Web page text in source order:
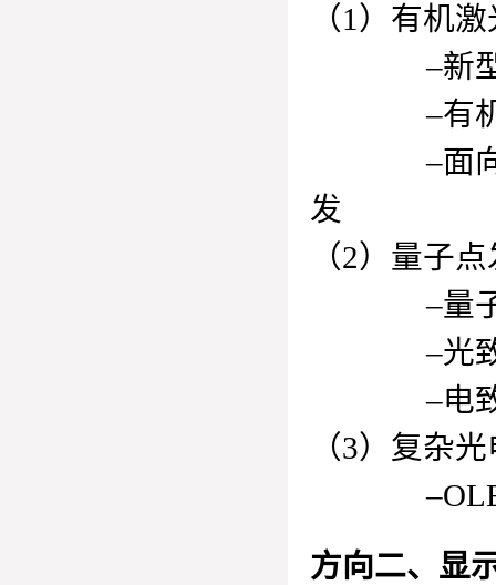
（1）有机
–新型有
–有机激
–面向有
发
（2）量子
–量子
–光致发
–电致发
（3）复杂
–OLED/
方向二、显